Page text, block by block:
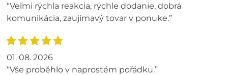
“Veľmi rýchla reakcia, rýchle dodanie, dobrá
komunikácia, zaujímavý tovar v ponuke.”
01. 08. 2026
“Vše proběhlo v naprostém pořádku.”